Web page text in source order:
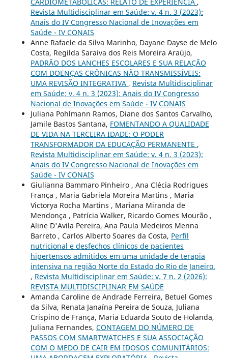
Revista Multidisciplinar em Saúde: v. 4 n. 3 (2023):
Anais do IV Congresso Nacional de Inovações em
Saúde - IV CONAIS
Anne Rafaele da Silva Marinho, Dayane Dayse de Melo
Costa, Regilda Saraiva dos Reis Moreira Araújo,
PADRÃO DOS LANCHES ESCOLARES E SUA RELAÇÃO
COM DOENÇAS CRÔNICAS NÃO TRANSMISSÍVEIS:
UMA REVISÃO INTEGRATIVA , Revista Multidisciplinar
em Saúde: v. 4 n. 3 (2023): Anais do IV Congresso
Nacional de Inovações em Saúde - IV CONAIS
Juliana Pohlmann Ramos, Diane dos Santos Carvalho,
Jamile Bastos Santana, FOMENTANDO A QUALIDADE
DE VIDA NA TERCEIRA IDADE: O PODER
TRANSFORMADOR DA EDUCAÇÃO PERMANENTE ,
Revista Multidisciplinar em Saúde: v. 4 n. 3 (2023):
Anais do IV Congresso Nacional de Inovações em
Saúde - IV CONAIS
Giulianna Bammaro Pinheiro , Ana Clécia Rodrigues
França , Maria Gabriela Moreira Martins , Maria
Victorya Rocha Martins , Mariana Miranda de
Mendonça , Patrícia Walker, Ricardo Gomes Mourão ,
Aline D'Avila Pereira, Ana Paula Medeiros Menna
Barreto , Carlos Alberto Soares da Costa, Perfil
nutricional e desfechos clínicos de pacientes
hipertensos admitidos em uma unidade de terapia
intensiva na região Norte do Estado do Rio de Janeiro.
, Revista Multidisciplinar em Saúde: v. 7 n. 2 (2026):
REVISTA MULTIDISCIPLINAR EM SAÚDE
Amanda Caroline de Andrade Ferreira, Betuel Gomes
da Silva, Renata Janaína Pereira de Souza, Juliana
Crispino de França, Maria Eduarda Souto de Holanda,
Juliana Fernandes, CONTAGEM DO NÚMERO DE
PASSOS COM SMARTWATCHES E SUA ASSOCIAÇÃO
COM O MEDO DE CAIR EM IDOSOS COMUNITÁRIOS: